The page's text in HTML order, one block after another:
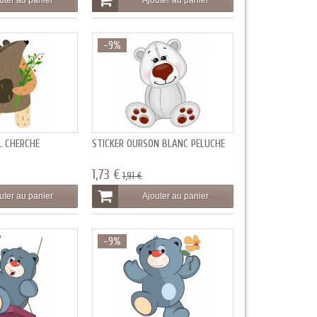
au panier
STICKER OURSON BLANC PELUCHE
-9%
1,73 €1,91 €
Ajouter au panier
-9%